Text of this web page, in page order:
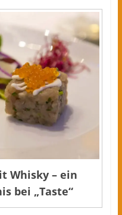
Whisky – ein
bei „Taste“